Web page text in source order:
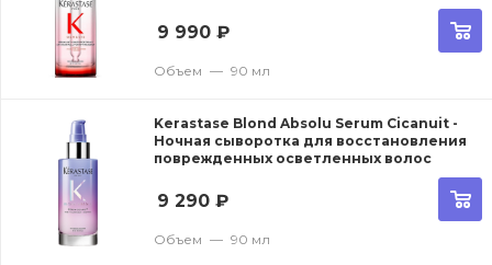
9 990 ₽
Объем — 90 мл
Kerastase Blond Absolu Serum Cicanuit -
Ночная сыворотка для восстановления
поврежденных осветленных волос
9 290 ₽
Объем — 90 мл